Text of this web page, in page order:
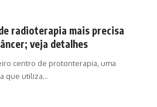
radioterapia mais precisa
veja detalhes
centro de protonterapia, uma
que utiliza…